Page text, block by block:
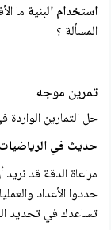
استخدام البنية ما
المسألة ؟
تمرین موجه
حل التمارين
حديث في
مراعاة الدقة قد
حددوا الأعداد
تساعدك في تحديد